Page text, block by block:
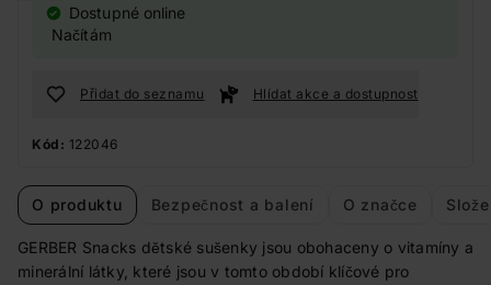
Dostupné online
Načítám
Přidat do seznamu Hlídat akce a dostupnost
Kód: 122046
O produktu Bezpečnost a balení O značce
GERBER Snacks dětské sušenky jsou obohaceny o vitamíny a
minerální látky, které jsou v tomto období klíčové pro